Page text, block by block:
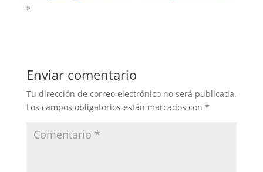
»
Enviar comentario
Tu dirección de correo electrónico no será publicada.
Los campos obligatorios están marcados con *